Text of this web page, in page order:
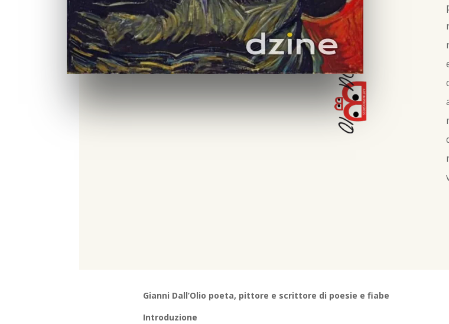
Gianni Dall’Olio poeta, pittore e scrittore di poesie e fiabe
Introduzione